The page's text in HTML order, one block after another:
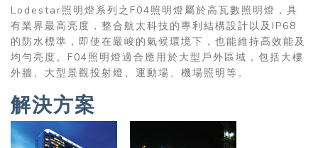
Lodestar照明燈系列之F04照明燈屬於高瓦數照明燈，具
有業界最高亮度，整合航太科技的專利結構設計以及IP68
的防水標準，即使在嚴峻的氣候環境下，也能維持高效能及
均勻亮度。F04照明燈適合應用於大型戶外區域，包括大樓
外牆、大型景觀投射燈、運動場、機場照明等。
解決方案